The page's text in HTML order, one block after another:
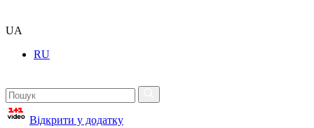
UA
RU
Відкрити у додатку